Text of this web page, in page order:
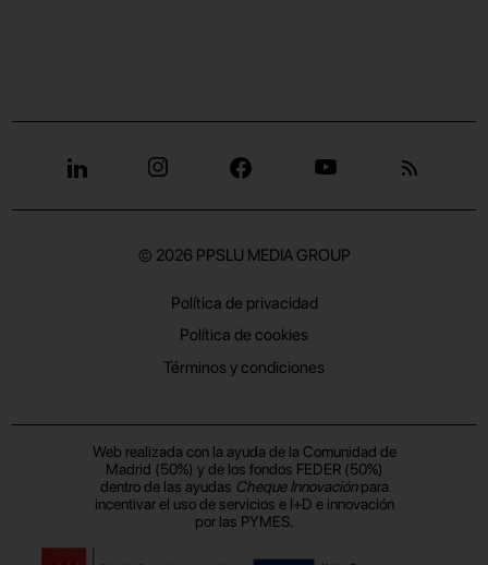
© 2026 PPSLU MEDIA GROUP
Política de privacidad
Política de cookies
Términos y condiciones
Web realizada con la ayuda de la Comunidad de
Madrid (50%) y de los fondos FEDER (50%)
dentro de las ayudas Cheque Innovaciónpara
incentivar el uso de servicios e I+D e innovación
por las PYMES.